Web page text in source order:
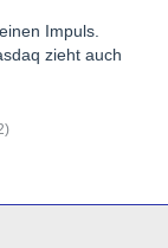
Impuls.
zieht auch
)